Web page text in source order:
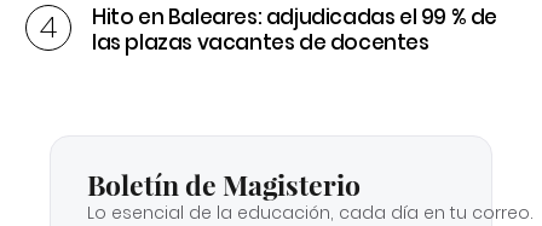
Hito en Baleares: adjudicadas el 99 % de
las plazas vacantes de docentes
Boletín de Magisterio
Lo esencial de la educación, cada día en tu correo.